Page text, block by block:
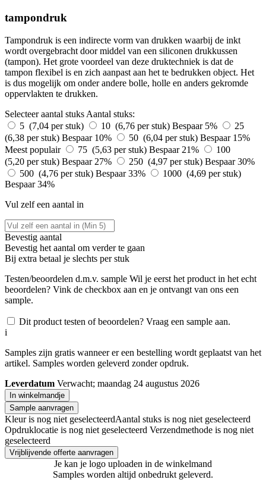
tampondruk
Tampondruk is een indirecte vorm van drukken waarbij de inkt
wordt overgebracht door middel van een siliconen drukkussen
(tampon). Het grote voordeel van deze druktechniek is dat de
tampon flexibel is en zich aanpast aan het te bedrukken object. Het
is dus mogelijk om onder andere bolle, holle en anders gekromde
oppervlakten te drukken.
Selecteer aantal stuksAantal stuks:
5 (7,04 per stuk)
10 (6,76 per stuk) Bespaar 5%
25
(6,38 per stuk) Bespaar 10% 50 (6,04 per stuk) Bespaar 15%
Meest populair
75 (5,63 per stuk) Bespaar 21%
100
(5,20 per stuk) Bespaar 27% 250 (4,97 per stuk) Bespaar 30%
500 (4,76 per stuk) Bespaar 33%
1000 (4,69 per stuk)
Bespaar 34%
Vul zelf een aantal in
Bevestig aantal
Bevestig het aantal om verder te gaan
Bij extra betaal je slechts per stuk
Testen/beoordelen d.m.v. sample Wil je eerst het product in het echt
beoordelen? Vink de checkbox aan en je ontvangt van ons een
sample.
Dit product testen of beoordelen? Vraag een sample aan.
i
Samples zijn gratis wanneer er een bestelling wordt geplaatst van het
artikel. Samples worden geleverd zonder opdruk.
Leverdatum Verwacht; maandag 24 augustus 2026
In winkelmandje
Sample aanvragen
Kleur is nog niet geselecteerdAantal stuks is nog niet geselecteerd
Opdruklocatie is nog niet geselecteerd Verzendmethode is nog niet
geselecteerd
Vrijblijvende offerte aanvragen
Je kan je logo uploaden in de winkelmand
Samples worden altijd onbedrukt geleverd.